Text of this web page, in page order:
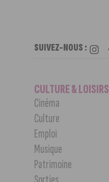
SUIVEZ-NOUS :
CULTURE & LOISIRS
Cinéma
Culture
Emploi
Musique
Patrimoine